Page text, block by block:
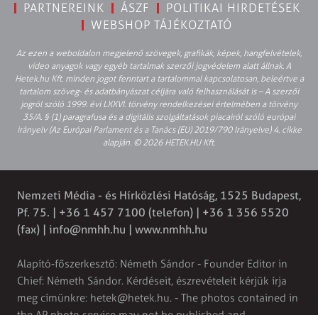
PARTNEREINK
ÁSZF
POLITIKAI HIRDETÉSEK
WEBSHOP TÁJÉKOZTATÓ
Az ezen a weboldalon megjelenő szövegek, grafikák, képek, hangfelvételek,
video anyagok vagy egyéb tartalmak szerzői jogvédelem alatt állnak. A
Hetek.hu Kft. minden jogot fenntart a tartalommal kapcsolatosan, beleértve a
tartalom szöveg- és adatbányászat céljára való felhasználását is – A szerzői
jogról szóló 1999. évi LXXVI. törvény rendelkezései értelmében a törvény
35/A. § (1) paragrafusa és a digitális szolgáltatások piacairól szóló európai
irányelv (Az Európai Parlament és a Tanács (EU) 2019/790 Irányelve) 4. cikke
alapján. © 2026 HETEK.HU Kft.
Nemzeti Média - és Hírközlési Hatóság, 1525 Budapest,
Pf. 75. | +36 1 457 7100 (telefon) | +36 1 356 5520
(fax) | info@nmhh.hu | www.nmhh.hu
Alapító-főszerkesztő: Németh Sándor - Founder Editor in
Chief: Németh Sándor. Kérdéseit, észrevételeit kérjük írja
meg címünkre: hetek@hetek.hu. - The photos contained in